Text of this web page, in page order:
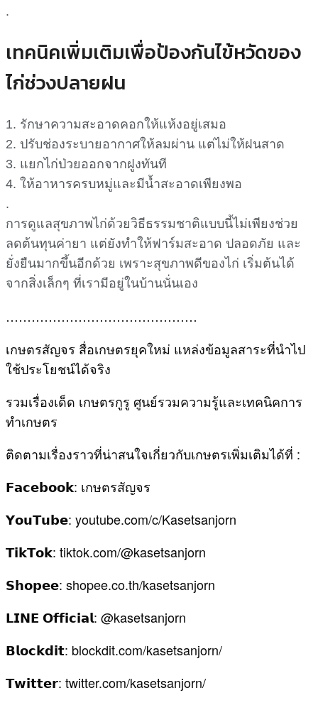
.
เทคนิคเพิ่มเติมเพื่อป้องกันไข้หวัดของ
ไก่ช่วงปลายฝน
1. รักษาความสะอาดคอกให้แห้งอยู่เสมอ
2. ปรับช่องระบายอากาศให้ลมผ่าน แต่ไม่ให้ฝนสาด
3. แยกไก่ป่วยออกจากฝูงทันที
4. ให้อาหารครบหมู่และมีน้ำสะอาดเพียงพอ
.
การดูแลสุขภาพไก่ด้วยวิธีธรรมชาติแบบนี้ไม่เพียงช่วย
ลดต้นทุนค่ายา แต่ยังทำให้ฟาร์มสะอาด ปลอดภัย และ
ยั่งยืนมากขึ้นอีกด้วย เพราะสุขภาพดีของไก่ เริ่มต้นได้
จากสิ่งเล็กๆ ที่เรามีอยู่ในบ้านนั่นเอง
………………………………………
เกษตรสัญจร สื่อเกษตรยุคใหม่ แหล่งข้อมูลสาระที่นำไป
ใช้ประโยชน์ได้จริง
รวมเรื่องเด็ด เกษตรกูรู ศูนย์รวมความรู้และเทคนิคการ
ทำเกษตร
ติดตามเรื่องราวที่น่าสนใจเกี่ยวกับเกษตรเพิ่มเติมได้ที่ :
𝗙𝗮𝗰𝗲𝗯𝗼𝗼𝗸: เกษตรสัญจร
𝗬𝗼𝘂𝗧𝘂𝗯𝗲: youtube.com/c/Kasetsanjorn
𝗧𝗶𝗸𝗧𝗼𝗸: tiktok.com/@kasetsanjorn
𝗦𝗵𝗼𝗽𝗲𝗲: shopee.co.th/kasetsanjorn
𝗟𝗜𝗡𝗘 𝗢𝗳𝗳𝗶𝗰𝗶𝗮𝗹: @kasetsanjorn
𝗕𝗹𝗼𝗰𝗸𝗱𝗶𝘁: blockdit.com/kasetsanjorn/
𝗧𝘄𝗶𝘁𝘁𝗲𝗿: twitter.com/kasetsanjorn/